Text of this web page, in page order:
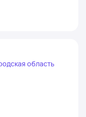
область